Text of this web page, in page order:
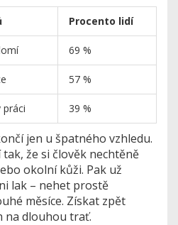
Procento lidí
69 %
57 %
39 %
jen u špatného vzhledu.
že si člověk nechtěně
okolní kůži. Pak už
lak – nehet prostě
měsíce. Získat zpět
na dlouhou trať.